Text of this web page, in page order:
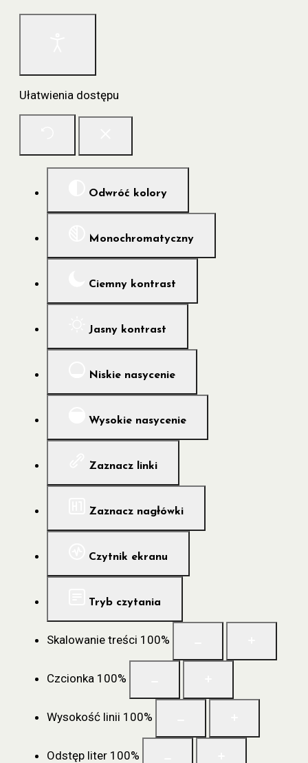
Ułatwienia dostępu
Odwróć kolory
Monochromatyczny
Ciemny kontrast
Jasny kontrast
Niskie nasycenie
Wysokie nasycenie
Zaznacz linki
Zaznacz nagłówki
Czytnik ekranu
Tryb czytania
Skalowanie treści 100%
Czcionka 100%
Wysokość linii 100%
Odstęp liter 100%